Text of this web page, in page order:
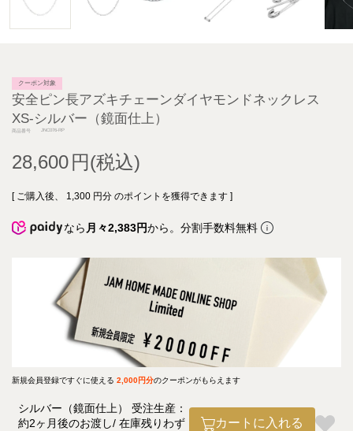
クーポン対象
安全ピン長アズキチェーンダイヤモンドネックレス
XS-シルバー（鏡面仕上）
商品番号 JNC076-RP
28,600
[ ご購入後、 1,300 円分 のポイントを獲得できます ]
なら 月々2,383円から。分割手数料無料
新規会員登録ですぐに使える 2,000円分のクーポンがもらえます
シルバー（鏡面仕上） 受注生産：
約2ヶ月後のお渡し
在庫残りわず
カートに入れる